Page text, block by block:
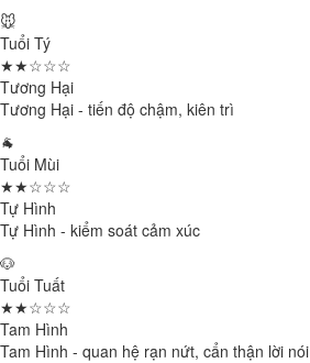
🐭
Tuổi Tý
★★☆☆☆
Tương Hại
Tương Hại - tiến độ chậm, kiên trì
🐐
Tuổi Mùi
★★☆☆☆
Tự Hình
Tự Hình - kiểm soát cảm xúc
🐶
Tuổi Tuất
★★☆☆☆
Tam Hình
Tam Hình - quan hệ rạn nứt, cẩn thận lời nói